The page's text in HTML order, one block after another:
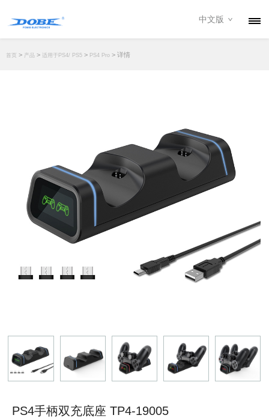
经销商
中文版
首页 > 产品 > 适用于PS4/ PS5 > PS4 Pro > 详情
PS4手柄双充底座 TP4-19005